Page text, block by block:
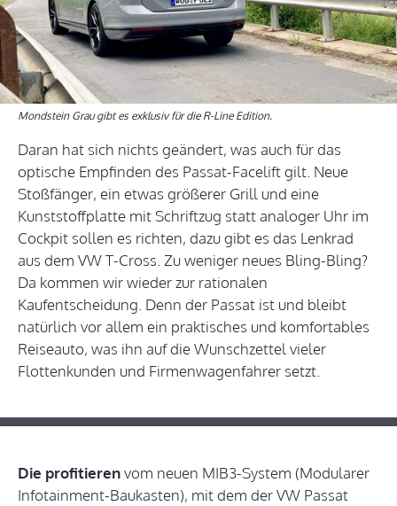
Mondstein Grau gibt es exklusiv für die R-Line Edition.
Daran hat sich nichts geändert, was auch für das
optische Empfinden des Passat-Facelift gilt. Neue
Stoßfänger, ein etwas größerer Grill und eine
Kunststoffplatte mit Schriftzug statt analoger Uhr im
Cockpit sollen es richten, dazu gibt es das Lenkrad
aus dem VW T-Cross. Zu weniger neues Bling-Bling?
Da kommen wir wieder zur rationalen
Kaufentscheidung. Denn der Passat ist und bleibt
natürlich vor allem ein praktisches und komfortables
Reiseauto, was ihn auf die Wunschzettel vieler
Flottenkunden und Firmenwagenfahrer setzt.
Die profitierenvom neuen MIB3-System (Modularer
Infotainment-Baukasten), mit dem der VW Passat